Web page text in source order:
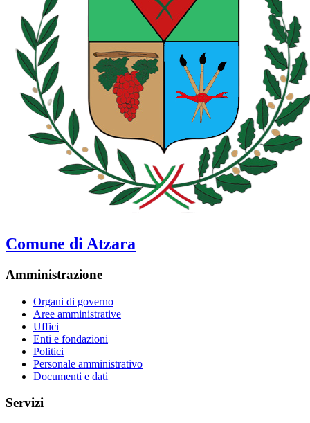
Comune di Atzara
Amministrazione
Organi di governo
Aree amministrative
Uffici
Enti e fondazioni
Politici
Personale amministrativo
Documenti e dati
Servizi